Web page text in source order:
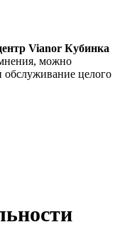
Vianor Кубинка
можно
обслуживание целого